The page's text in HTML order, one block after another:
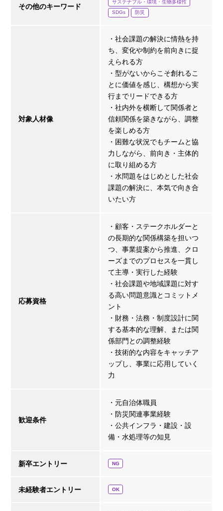
その他のキーワード
サステナブル・環境・生物多様性
SDGs
防災
対象人材像
・社会課題の解決に情熱を持
ち、変化や制約を前向きに捉
えられる方
・型がないからこそ創れるこ
とに価値を感じ、構想から実
行までリードできる方
・社内外を横断して関係者と
信頼関係を築きながら、調整
を楽しめる方
・困難な状況でもチームと協
力しながら、前向き・主体的
に取り組める方
・水問題をはじめとした社会
課題の解決に、本気で向き合
いたい方
応募資格
・顧客・ステークホルダーと
の長期的な関係構築を担いつ
つ、事業提案から推進、クロ
ーズまでのプロセスを一貫し
て主導・実行した経験
・社会課題や地域課題に対す
る高い問題意識とコミットメ
ント
・財務・法務・制度設計に関
する基本的な理解、または関
係部門との調整経験
・技術的な内容をキャッチア
ップし、事業に応用していく
力
歓迎条件
・元自治体職員
・防災関連事業経験
・公共インフラ・建設・設
備・水処理等の知見
新卒エントリー NG
未経験者エントリー OK